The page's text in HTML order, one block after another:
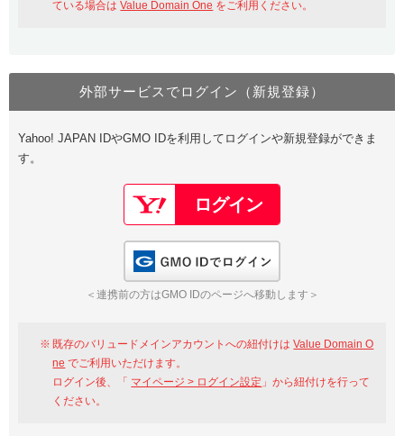
Value Domain Oneにログイン
Google
GMO ID Amazon
※AmazonはValue Domain Oneのログイン画面へ遷移します
Value Domain Oneアカウント作成
以下でも登録可能
Google Yahoo!
GMO ID
ている場合はValue Domain One をご利用ください。
外部サービスでログイン（新規登録）
Yahoo! JAPAN IDやGMO IDを利用してログインや新規登録ができま
す。
＜連携前の方はGMO IDのページへ移動します＞
既存のバリュードメインアカウントへの紐付けはValue Domain O
ne でご利用いただけます。
ログイン後、「 マイページ > ログイン設定 」から紐付けを行って
ください。